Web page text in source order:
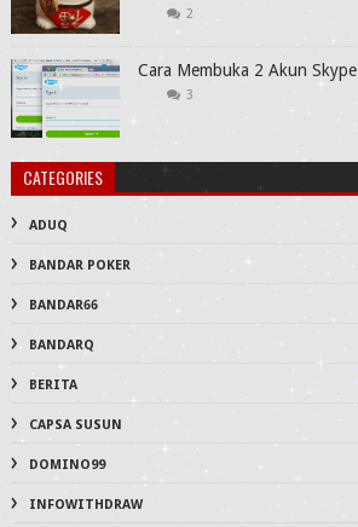
2
Cara Membuka 2 Akun Skype
3
CATEGORIES
ADUQ
BANDAR POKER
BANDAR66
BANDARQ
BERITA
CAPSA SUSUN
DOMINO99
INFOWITHDRAW